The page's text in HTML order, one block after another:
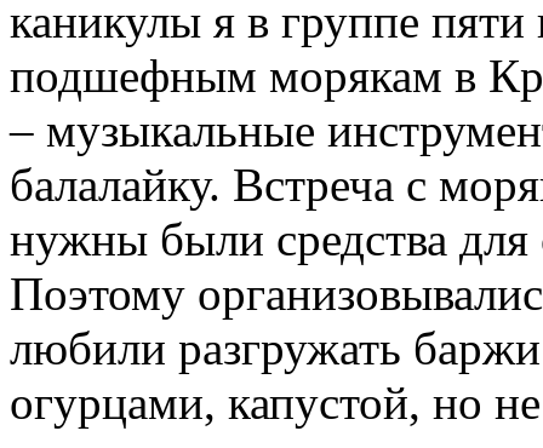
каникулы я в группе
подшефным морякам в
– музыкальные
балалайку. Встреча с
нужны были средства для
Поэтому
любили разгружать
огурцами, капустой, но